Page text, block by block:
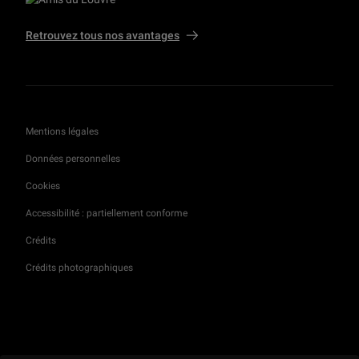
Retrouvez tous nos avantages
Mentions légales
Données personnelles
Cookies
Accessibilité : partiellement conforme
Crédits
Crédits photographiques